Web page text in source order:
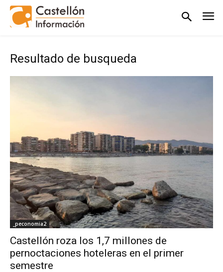
Resultado de busqueda
_peconomia2
Castellón roza los 1,7 millones de
pernoctaciones hoteleras en el primer
semestre